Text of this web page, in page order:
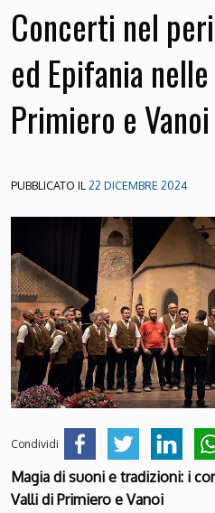
Concerti nel
ed Epifania
Primiero e Vanoi
PUBBLICATO IL22 DICEMBRE 2024
Condividi
Magia di suoni e tradizioni: i
Valli di Primiero e Vanoi